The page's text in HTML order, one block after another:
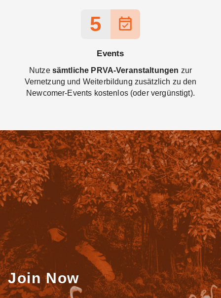
5 event_available
Events
Nutze sämtliche PRVA-Veranstaltungen zur
Vernetzung und Weiterbildung zusätzlich zu den
Newcomer-Events kostenlos (oder vergünstigt).
Join Now